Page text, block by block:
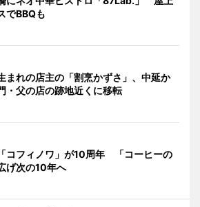
でBBQも
まれの店主の「割烹かずさ」、中延か
・父の店の跡地近くに移転
コフィノワ」が10周年 「コーヒーの
げ次の10年へ